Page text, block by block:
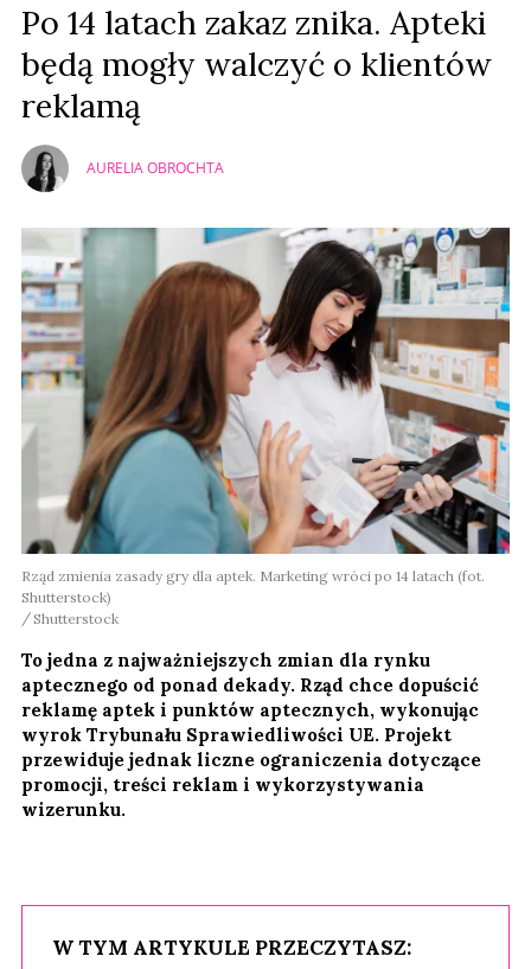
Po 14 latach zakaz znika. Apteki
będą mogły walczyć o klientów
reklamą
AURELIA OBROCHTA
Rząd zmienia zasady gry dla aptek. Marketing wróci po 14 latach (fot.
Shutterstock)
Shutterstock
To jedna z najważniejszych zmian dla rynku
aptecznego od ponad dekady. Rząd chce dopuścić
reklamę aptek i punktów aptecznych, wykonując
wyrok Trybunału Sprawiedliwości UE. Projekt
przewiduje jednak liczne ograniczenia dotyczące
promocji, treści reklam i wykorzystywania
wizerunku.
W TYM ARTYKULE PRZECZYTASZ: